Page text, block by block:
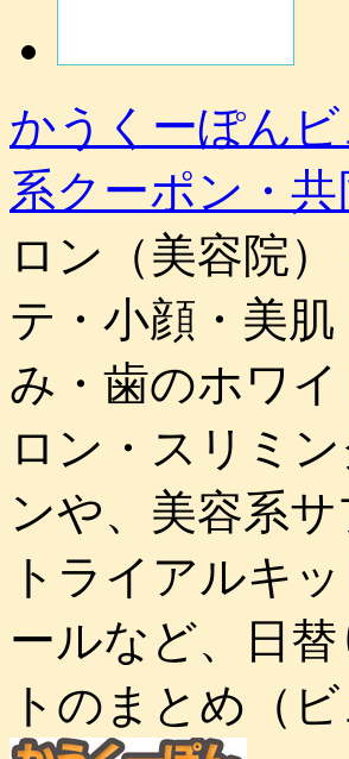
かうくーぽん
系クーポン・
ロン（美容院
テ・小顔・美
み・歯のホワ
ロン・スリミ
ンや、美容系
トライアルキ
ールなど、日
トのまとめ（